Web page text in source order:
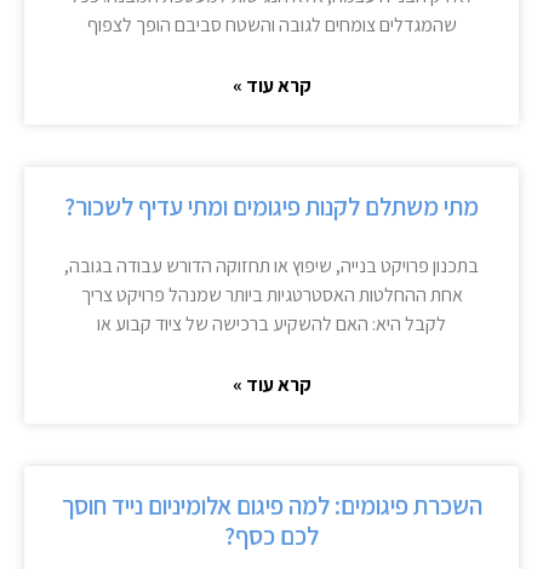
שהמגדלים צומחים לגובה והשטח סביבם הופך לצפוף
קרא עוד »
מתי משתלם לקנות פיגומים ומתי עדיף לשכור?
בתכנון פרויקט בנייה, שיפוץ או תחזוקה הדורש עבודה בגובה,
אחת ההחלטות האסטרטגיות ביותר שמנהל פרויקט צריך
לקבל היא: האם להשקיע ברכישה של ציוד קבוע או
קרא עוד »
השכרת פיגומים: למה פיגום אלומיניום נייד חוסך
לכם כסף?